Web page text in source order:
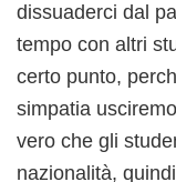
dissuaderci dal
tempo con altri
certo punto,
simpatia
vero che gli
nazionalità,